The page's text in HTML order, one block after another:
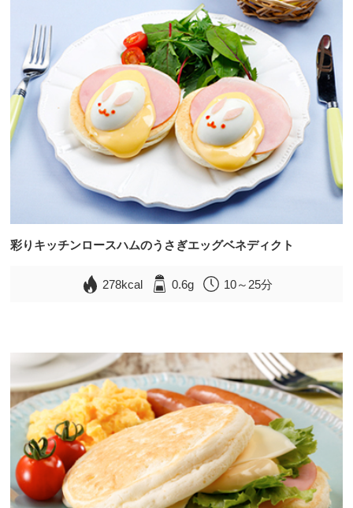
彩りキッチンロースハムのうさぎエッグベネディクト
278kcal 0.6g 10～25分